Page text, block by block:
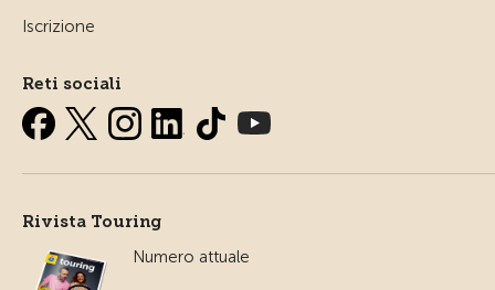
Iscrizione
Reti sociali
Rivista Touring
Numero attuale